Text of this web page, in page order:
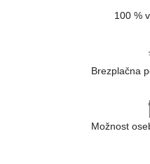
100 %
Brezplačna
Možnost